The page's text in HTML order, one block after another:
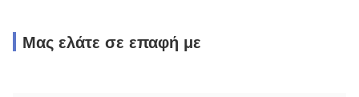
Μας ελάτε σε επαφή με